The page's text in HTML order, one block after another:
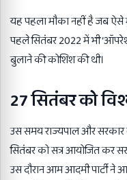
यह पहला मौका नहीं है जब ऐसे
पहले सितंबर 2022 में भी
बुलाने की कोशिश की थी।
27 सितंबर को
उस समय राज्यपाल और सरकार
सितंबर को सत्र आयोजित कर
उस दौरान आम आदमी पार्टी ने